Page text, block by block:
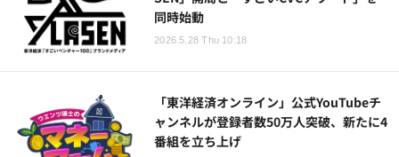
同時始動
2026.5.28 Thu 10:18
「東洋経済オンライン」公式YouTubeチ
ャンネルが登録者数50万人突破、新たに4
番組を立ち上げ